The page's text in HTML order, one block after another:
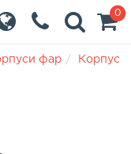
0
фар Корпуси